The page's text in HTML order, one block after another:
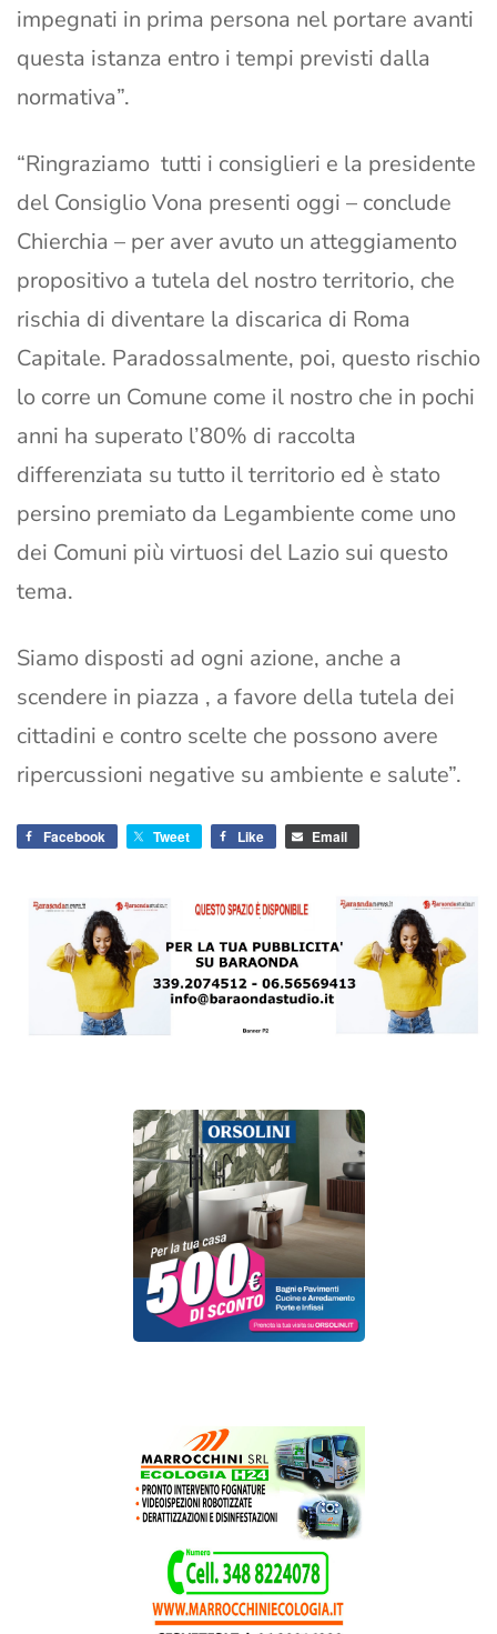
impegnati in prima persona nel portare avanti
questa istanza entro i tempi previsti dalla
normativa”.
“Ringraziamo tutti i consiglieri e la presidente
del Consiglio Vona presenti oggi – conclude
Chierchia – per aver avuto un atteggiamento
propositivo a tutela del nostro territorio, che
rischia di diventare la discarica di Roma
Capitale. Paradossalmente, poi, questo rischio
lo corre un Comune come il nostro che in pochi
anni ha superato l’80% di raccolta
differenziata su tutto il territorio ed è stato
persino premiato da Legambiente come uno
dei Comuni più virtuosi del Lazio sui questo
tema.
Siamo disposti ad ogni azione, anche a
scendere in piazza , a favore della tutela dei
cittadini e contro scelte che possono avere
ripercussioni negative su ambiente e salute”.
Facebook Tweet Like Email